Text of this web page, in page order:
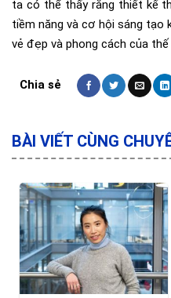
ta có thể thấy rằng thiết kế
tiềm năng và cơ hội sáng tạo
vẻ đẹp và phong cách của
BÀI VIẾT CÙNG